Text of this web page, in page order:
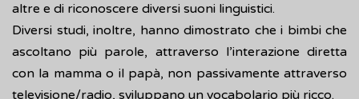
altre e di riconoscere diversi suoni linguistici.
Diversi studi, inoltre, hanno dimostrato che i bimbi che
ascoltano più parole, attraverso l’interazione diretta
con la mamma o il papà, non passivamente attraverso
televisione/radio, sviluppano un vocabolario più ricco.